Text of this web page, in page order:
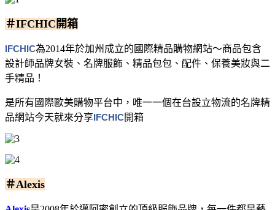
＃IFCHIC開箱
IFCHIC為2014年於加州成立的國際精品購物網站～商品包含
設計師品牌女裝、名牌服飾、精品包包、配件、保養美妝與二
手精品！
是所有國際歐美購物平台中，唯一一個在台設立物流的名牌精
品網站今天就來分享IFCHIC開箱
＃Alexis